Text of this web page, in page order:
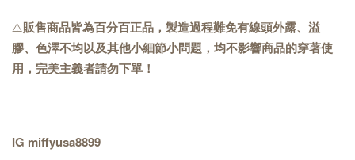
⚠️販售商品皆為百分百正品，製造過程難免有線頭外露、溢
膠、色澤不均以及其他小細節小問題，均不影響商品的穿著使
用，完美主義者請勿下單！
IG miffyusa8899